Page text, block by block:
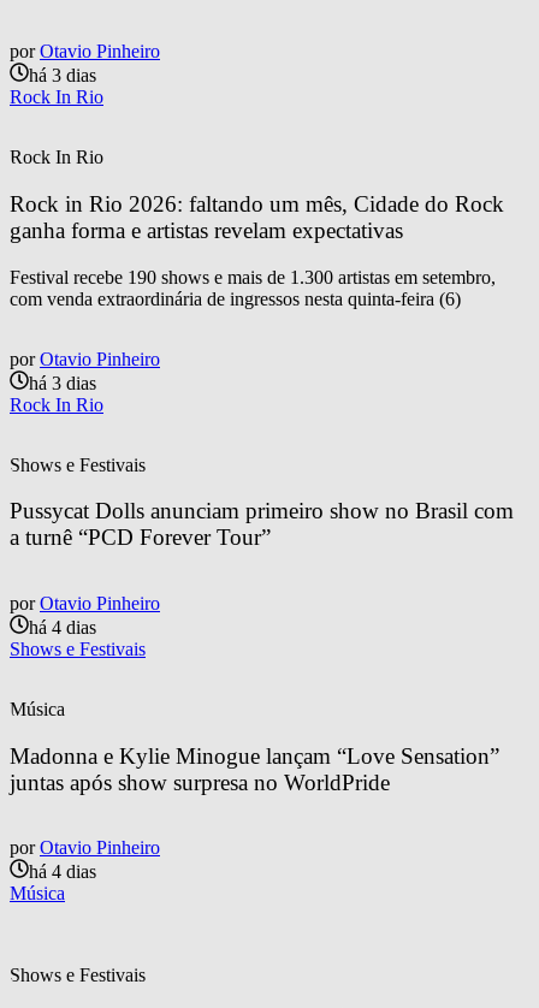
por Otavio Pinheiro
há 3 dias
Rock In Rio
Rock In Rio
Rock in Rio 2026: faltando um mês, Cidade do Rock
ganha forma e artistas revelam expectativas
Festival recebe 190 shows e mais de 1.300 artistas em setembro,
com venda extraordinária de ingressos nesta quinta-feira (6)
por Otavio Pinheiro
há 3 dias
Rock In Rio
Shows e Festivais
Pussycat Dolls anunciam primeiro show no Brasil com
a turnê “PCD Forever Tour”
por Otavio Pinheiro
há 4 dias
Shows e Festivais
Música
Madonna e Kylie Minogue lançam “Love Sensation”
juntas após show surpresa no WorldPride
por Otavio Pinheiro
há 4 dias
Música
Shows e Festivais